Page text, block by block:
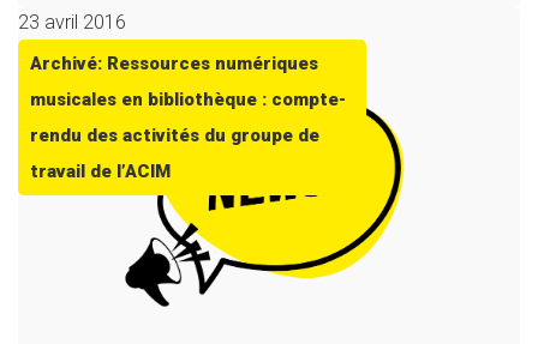
23 avril 2016
Archivé: Ressources numériques
musicales en bibliothèque : compte-
rendu des activités du groupe de
travail de l’ACIM